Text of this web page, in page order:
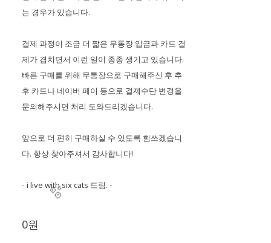
는 경우가 있습니다.
결제 과정이 조금 더 짧은 무통장 입금과 카드 결
제가 겹치면서 이런 일이 종종 생기고 있습니다.
빠른 구매를 위해 무통장으로 구매해주신 후 추
후 카드나 네이버 페이 등으로 결제수단 변경을
문의해주시면 처리 도와드리겠습니다.
앞으로 더 편히 구매하실 수 있도록 힘쓰겠습니
다. 항상 찾아주셔서 감사합니다!
- i live with six cats 드림. -
0원